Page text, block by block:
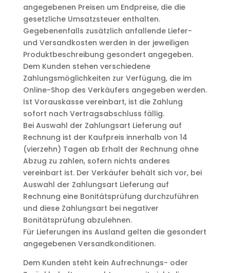
angegebenen Preisen um Endpreise, die die
gesetzliche Umsatzsteuer enthalten.
Gegebenenfalls zusätzlich anfallende Liefer-
und Versandkosten werden in der jeweiligen
Produktbeschreibung gesondert angegeben.
Dem Kunden stehen verschiedene
Zahlungsmöglichkeiten zur Verfügung, die im
Online-Shop des Verkäufers angegeben werden.
Ist Vorauskasse vereinbart, ist die Zahlung
sofort nach Vertragsabschluss fällig.
Bei Auswahl der Zahlungsart Lieferung auf
Rechnung ist der Kaufpreis innerhalb von 14
(vierzehn) Tagen ab Erhalt der Rechnung ohne
Abzug zu zahlen, sofern nichts anderes
vereinbart ist. Der Verkäufer behält sich vor, bei
Auswahl der Zahlungsart Lieferung auf
Rechnung eine Bonitätsprüfung durchzuführen
und diese Zahlungsart bei negativer
Bonitätsprüfung abzulehnen.
Für Lieferungen ins Ausland gelten die gesondert
angegebenen Versandkonditionen.
Dem Kunden steht kein Aufrechnungs- oder